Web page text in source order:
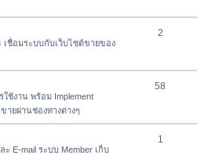
ชื่อมระบบกับเว็บไซต์ขายของ
2
ช้งาน พร้อม Implement
ายผ่านช่องทางต่างๆ
58
E-mail ระบบ Member เก็บ
1